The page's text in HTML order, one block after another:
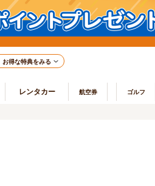
お得な特典をみる
レンタカー 航空券 ゴルフ